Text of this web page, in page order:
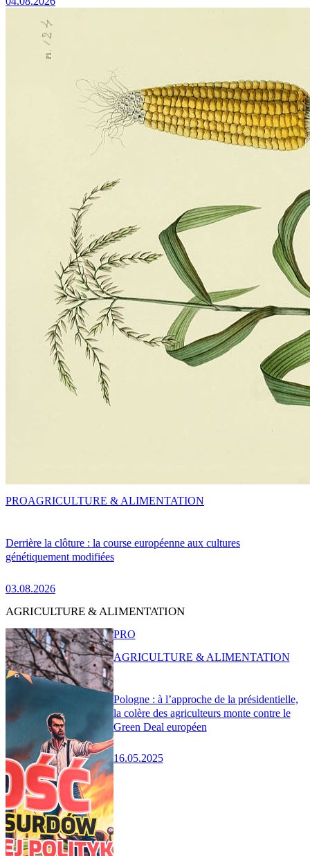
Derrière la clôture : la course européenne aux cultures
génétiquement modifiées
03.08.2026
PROAGRICULTURE & ALIMENTATION
AGRICULTURE & ALIMENTATION
Pologne : à l’approche de la présidentielle,
la colère des agriculteurs monte contre le
Green Deal européen
16.05.2025
PRO
AGRICULTURE & ALIMENTATION